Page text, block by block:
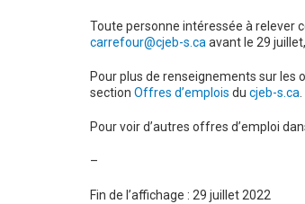
Toute personne intéressée à relever
carrefour@cjeb-s.ca avant le 29
Pour plus de renseignements sur les
section Offres d’emplois du cjeb-s.ca
Pour voir d’autres offres d’emploi
–
Fin de l’affichage : 29 juillet 2022